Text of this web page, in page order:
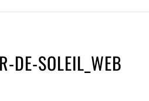
DE-SOLEIL_WEB